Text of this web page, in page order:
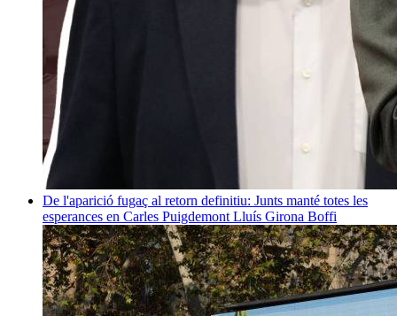
De l'aparició fugaç al retorn definitiu: Junts manté totes les
esperances en Carles Puigdemont Lluís Girona Boffi